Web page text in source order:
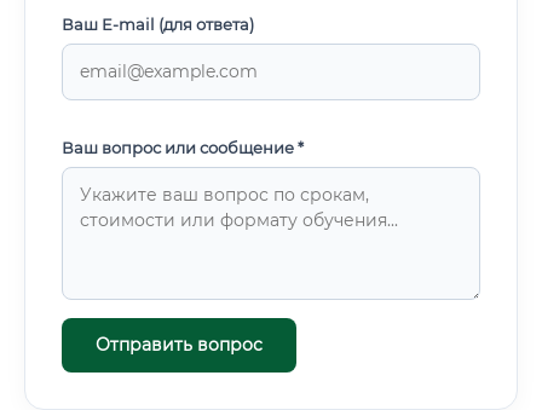
Ваш E-mail (для ответа)
Ваш вопрос или сообщение *
Отправить вопрос